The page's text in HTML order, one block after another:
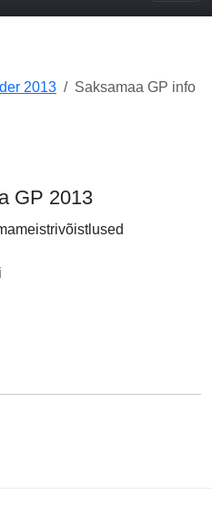
2013 Saksamaa GP info
GP 2013